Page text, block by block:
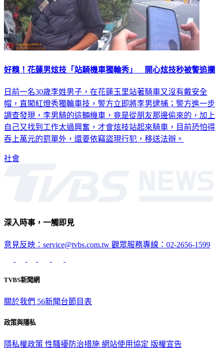
好糗！花蓮男炫技「站騎機車獨輪秀」 開心炫技秒被警追攔
日前一名30歲李姓男子，在花蓮玉里站著騎車又沒有戴安全
帽，直闖紅燈秀獨輪車技，警方立即將李男逮捕；警方進一步
調查發現，李男騎的這輛機車，竟是從朋友那邊偷來的，加上
自己又找到工作太過興奮，才會炫技站起來騎車，目前恐怕得
吞上萬元的罰單外，還要依竊盜現行犯，移送法辦。
社會
深入時事，一觸即見
意見反映：service@tvbs.com.tw 觀眾服務專線：02-2656-1599
TVBS新聞網
關於我們 56新聞台節目表
政策與隱私
隱私權政策 性騷擾防治措施 網站使用協定 版權宣告